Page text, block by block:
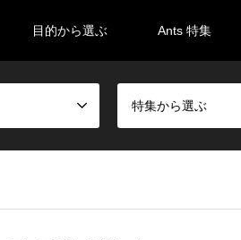
目的から選ぶ Ants 特集
特集から選ぶ